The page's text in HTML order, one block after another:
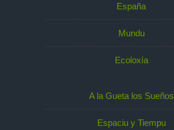
España
Mundu
Ecoloxía
A la Gueta los Sueños
Espaciu y Tiempu